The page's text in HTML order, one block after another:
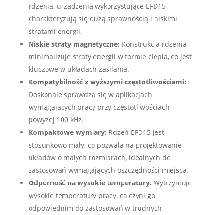
rdzenia, urządzenia wykorzystujące EFD15
charakteryzują się dużą sprawnością i niskimi
stratami energii.
Niskie straty magnetyczne: Konstrukcja rdzenia
minimalizuje straty energii w formie ciepła, co jest
kluczowe w układach zasilania.
Kompatybilność z wyższymi częstotliwościami:
Doskonale sprawdza się w aplikacjach
wymagających pracy przy częstotliwościach
powyżej 100 kHz.
Kompaktowe wymiary: Rdzeń EFD15 jest
stosunkowo mały, co pozwala na projektowanie
układów o małych rozmiarach, idealnych do
zastosowań wymagających oszczędności miejsca.
Odporność na wysokie temperatury: Wytrzymuje
wysokie temperatury pracy, co czyni go
odpowiednim do zastosowań w trudnych